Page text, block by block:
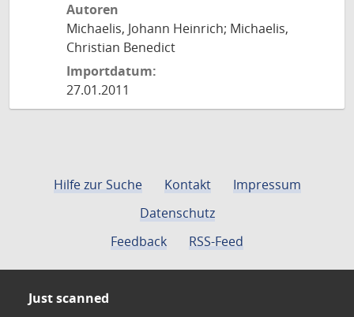
Autoren
Michaelis, Johann Heinrich; Michaelis,
Christian Benedict
Importdatum:
27.01.2011
Hilfe zur Suche Kontakt
Impressum
Datenschutz
Feedback
RSS-Feed
Just scanned